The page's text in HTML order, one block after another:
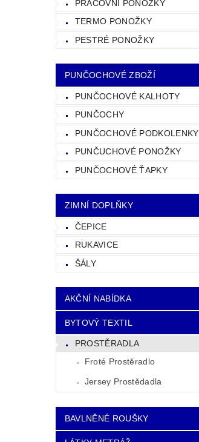
PRACOVNÍ PONOŽKY
TERMO PONOŽKY
PESTRÉ PONOŽKY
PUNČOCHOVÉ ZBOŽÍ
PUNČOCHOVÉ KALHOTY
PUNČOCHY
PUNČOCHOVÉ PODKOLENKY
PUNČUCHOVÉ PONOŽKY
PUNČOCHOVÉ ŤAPKY
ZIMNÍ DOPLŇKY
ČEPICE
RUKAVICE
ŠÁLY
AKČNÍ NABÍDKA
BYTOVÝ TEXTIL
PROSTĚRADLA
Froté Prostěradlo
Jersey Prostědadla
BAVLNĚNÉ ROUŠKY